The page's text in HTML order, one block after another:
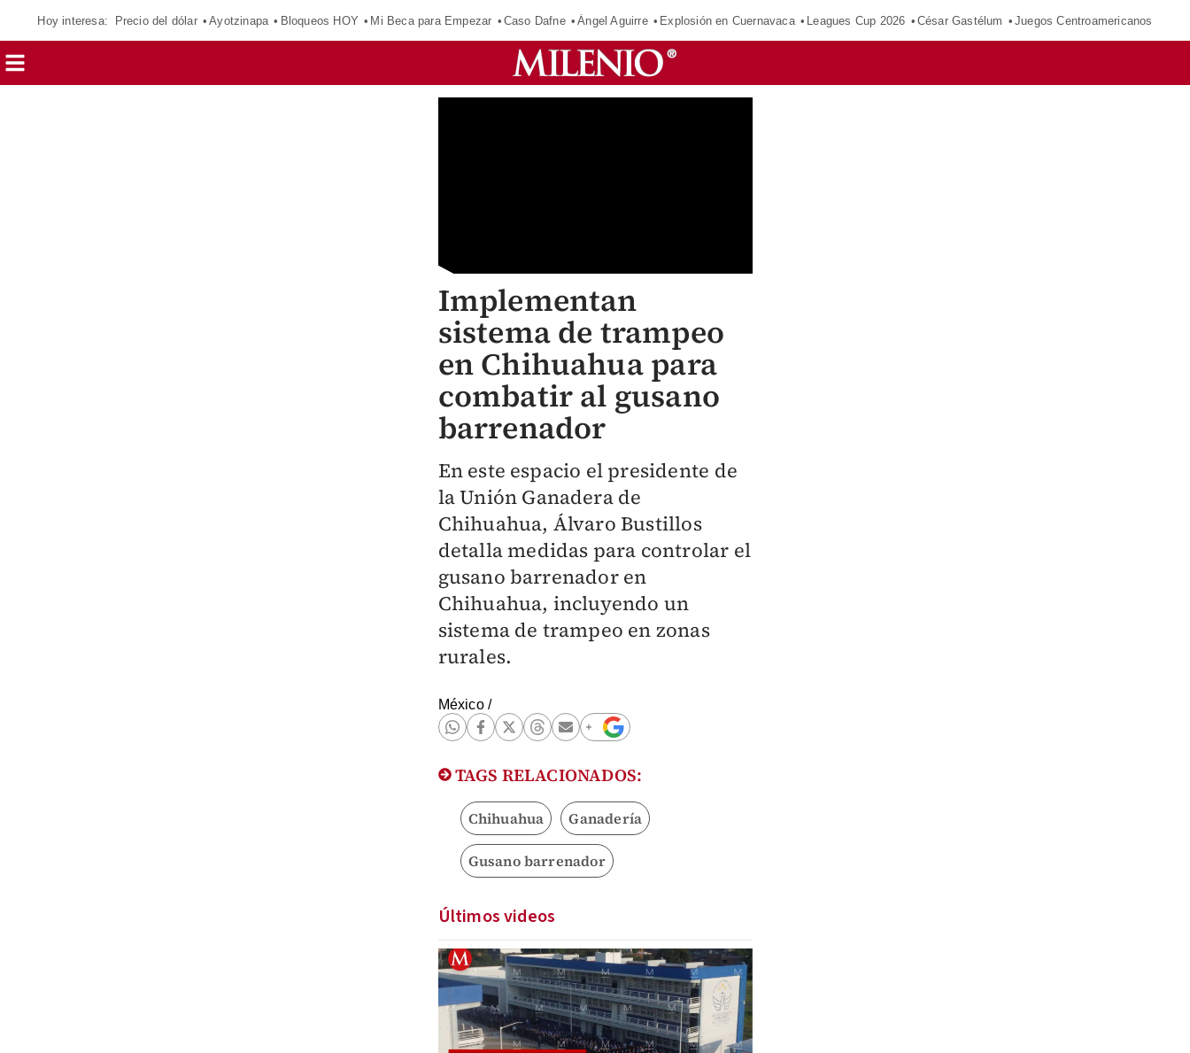
Hoy interesa: Precio del dólar Ayotzinapa Bloqueos HOY Mi Beca para Empezar Caso Dafne Ángel Aguirre Explosión en Cuernavaca Leagues Cup 2026 César Gastélum Juegos Centroamericanos
Implementan
sistema de trampeo
en Chihuahua para
combatir al gusano
barrenador
En este espacio el presidente de
la Unión Ganadera de
Chihuahua, Álvaro Bustillos
detalla medidas para controlar el
gusano barrenador en
Chihuahua, incluyendo un
sistema de trampeo en zonas
rurales.
México/
TAGS RELACIONADOS:
Chihuahua Ganadería
Gusano barrenador
Últimos videos